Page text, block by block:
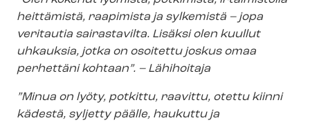
heittämistä, raapimista ja sylkemistä – jopa
veritautia sairastavilta. Lisäksi olen kuullut
uhkauksia, jotka on osoitettu joskus omaa
perhettäni kohtaan”. – Lähihoitaja
”Minua on lyöty, potkittu, raavittu, otettu kiinni
kädestä, syljetty päälle, haukuttu ja